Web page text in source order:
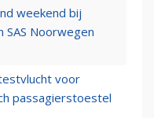
weekend bij
SAS Noorwegen
voor
passagierstoestel